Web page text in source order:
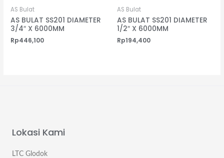
AS Bulat
AS BULAT SS201 DIAMETER
3/4″ X 6000MM
Rp446,100
AS Bulat
AS BULAT SS201 DIAMETER
1/2″ X 6000MM
Rp194,400
Lokasi Kami
LTC Glodok